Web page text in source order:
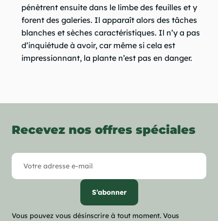
pénètrent ensuite dans le limbe des feuilles et y
forent des galeries. Il apparaît alors des tâches
blanches et sèches caractéristiques. Il n’y a pas
d’inquiétude à avoir, car même si cela est
impressionnant, la plante n’est pas en danger.
Recevez nos offres spéciales
Vous pouvez vous désinscrire à tout moment. Vous